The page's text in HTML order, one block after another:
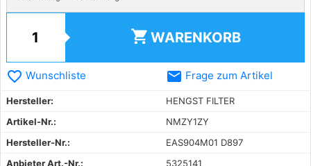
shopping_cart WARENKORB
favorite_border Wunschliste email Frage zum Artikel
Hersteller:
HENGST FILTER
Artikel-Nr.:
NMZY1ZY
Hersteller-Nr.:
EAS904M01 D897
Anbieter Art.-Nr.:
5325141